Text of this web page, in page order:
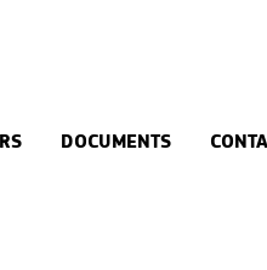
DOCUMENTS